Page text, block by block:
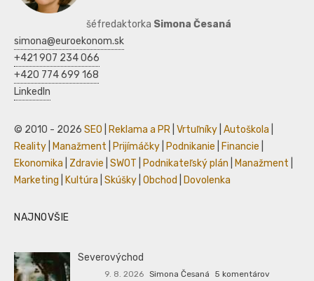
šéfredaktorka Simona Česaná
simona@euroekonom.sk
+421 907 234 066
+420 774 699 168
LinkedIn
© 2010 - 2026 SEO Reklama a PR Vrtuľníky Autoškola
Reality
Manažment Prijímáčky Podnikanie Financie
Ekonomika
Zdravie SWOT Podnikateľský plán Manažment
Marketing
Kultúra Skúšky Obchod Dovolenka
NAJNOVŠIE
Severovýchod
9. 8. 2026 Simona Česaná 5 komentárov